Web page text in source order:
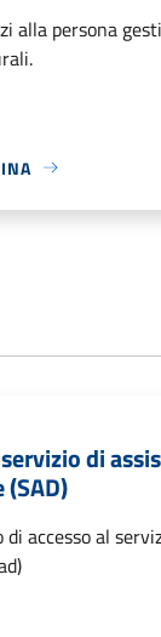
alla persona
di
di accesso al